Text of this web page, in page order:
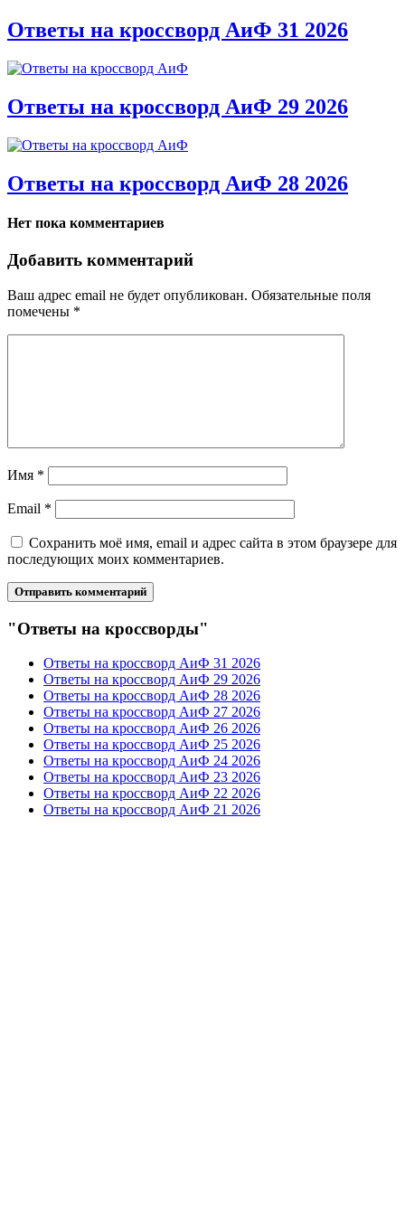
Ответы на кроссворд АиФ 31 2026
Ответы на кроссворд АиФ 29 2026
Ответы на кроссворд АиФ 28 2026
Нет пока комментариев
Добавить комментарий
Ваш адрес email не будет опубликован. Обязательные поля
помечены *
Имя *
Email *
Сохранить моё имя, email и адрес сайта в этом браузере для
последующих моих комментариев.
"Ответы на кроссворды"
Ответы на кроссворд АиФ 31 2026
Ответы на кроссворд АиФ 29 2026
Ответы на кроссворд АиФ 28 2026
Ответы на кроссворд АиФ 27 2026
Ответы на кроссворд АиФ 26 2026
Ответы на кроссворд АиФ 25 2026
Ответы на кроссворд АиФ 24 2026
Ответы на кроссворд АиФ 23 2026
Ответы на кроссворд АиФ 22 2026
Ответы на кроссворд АиФ 21 2026